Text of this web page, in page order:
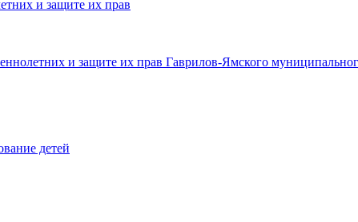
и защите их прав
и защите их прав Гаврилов-Ямского
детей